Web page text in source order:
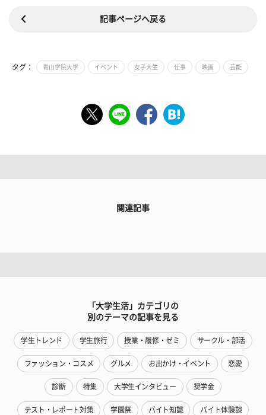
記事ページへ戻る
タグ： 青山学院大学 イベント 女子大生 仕事 映画 芸能
関連記事
「大学生活」カテゴリの
別のテーマの記事を見る
学生トレンド 学生旅行 授業・履修・ゼミ サークル・部活
ファッション・コスメ グルメ お出かけ・イベント 恋愛
診断 特集 大学生インタビュー 奨学金
テスト・レポート対策 学園祭 バイト知識 バイト体験談